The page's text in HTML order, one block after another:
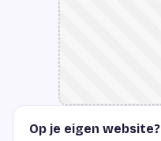
Op je eigen website?